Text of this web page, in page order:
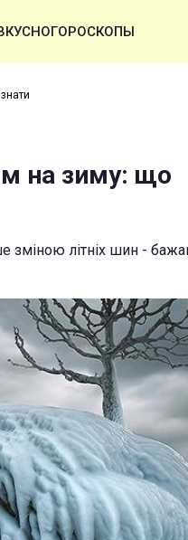
ГОРОСКОПЫ
на зиму: що
зміною літніх шин -